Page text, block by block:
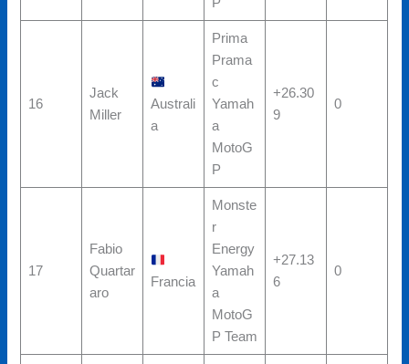
P
16
Jack
Miller
Australi
a
Prima
Prama
c
Yamah
a
MotoG
P
+26.30
9
0
17
Fabio
Quartar
aro
Francia
Monste
r
Energy
Yamah
a
MotoG
P Team
+27.13
6
0